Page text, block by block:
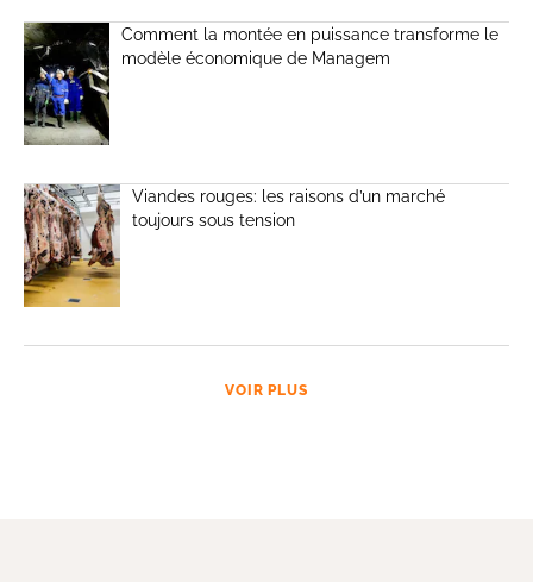
Comment la montée en puissance transforme le
modèle économique de Managem
Viandes rouges: les raisons d’un marché
toujours sous tension
VOIR PLUS